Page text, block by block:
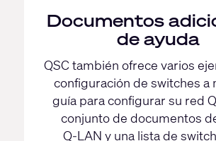
Documentos
de ayuda
QSC también ofrece varios
configuración de switches a
guía para configurar su red
conjunto de documentos
Q-LAN y una lista de